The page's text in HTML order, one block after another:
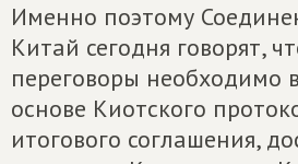
Именно поэтому
Китай сегодня говорят,
переговоры необходимо
основе Киотского
итогового соглашения,